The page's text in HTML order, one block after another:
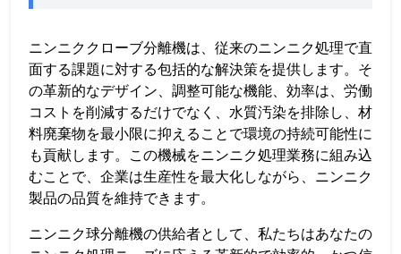
ニンニククローブ分離機は、従来のニンニク処理で直
面する課題に対する包括的な解決策を提供します。そ
の革新的なデザイン、調整可能な機能、効率は、労働
コストを削減するだけでなく、水質汚染を排除し、材
料廃棄物を最小限に抑えることで環境の持続可能性に
も貢献します。この機械をニンニク処理業務に組み込
むことで、企業は生産性を最大化しながら、ニンニク
製品の品質を維持できます。
ニンニク球分離機の供給者として、私たちはあなたの